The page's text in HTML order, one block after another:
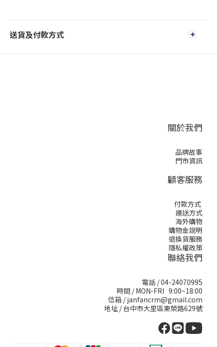
送貨及付款方式
關於我們
品牌故事
門市資訊
顧客服務
付款方式
運送方式
海外購物
購物金說明
退換貨服務
隱私權政策
聯絡我們
電話 / 04-24070995
時間 / MON-FRI 9:00~18:00
信箱 / janfancrm@gmail.com
地址 / 台中市大里區東榮路629號